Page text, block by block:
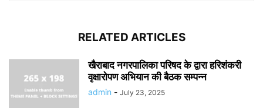
RELATED ARTICLES
खैराबाद नगरपालिका परिषद के द्वारा हरिशंकरी
वृक्षारोपण अभियान की बैठक सम्पन्न
admin - July 23, 2025